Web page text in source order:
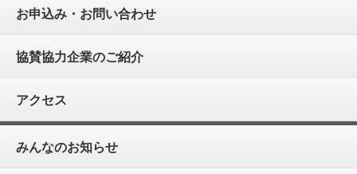
お申込み・お問い合わせ
協賛協力企業のご紹介
アクセス
みんなのお知らせ